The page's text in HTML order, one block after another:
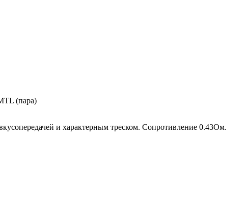
(пара)
и характерным треском. Сопротивление 0.43Ом.